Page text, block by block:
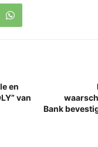
en
van
Bank